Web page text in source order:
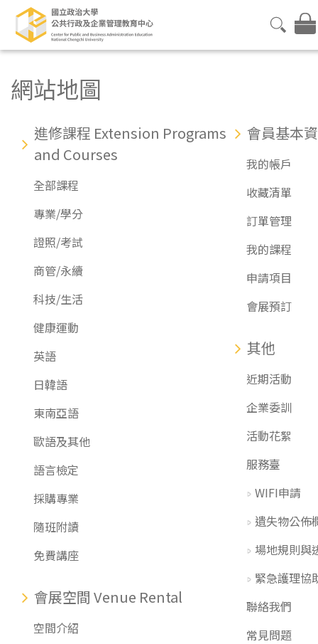
網站地圖
進修課程 Extension Programs
and Courses
全部課程
專業/學分
證照/考試
商管/永續
科技/生活
健康運動
英語
日韓語
東南亞語
歐語及其他
語言檢定
採購專業
隨班附讀
免費講座
會展空間 Venue Rental
空間介紹
會員基本
我的帳戶
收藏清單
訂單管理
我的課程
申請項目
會展預訂
其他
近期活動
企業委訓
活動花絮
服務臺
WIFI申請
遺失物公佈
場地規則與
緊急護理協
聯絡我們
常見問題